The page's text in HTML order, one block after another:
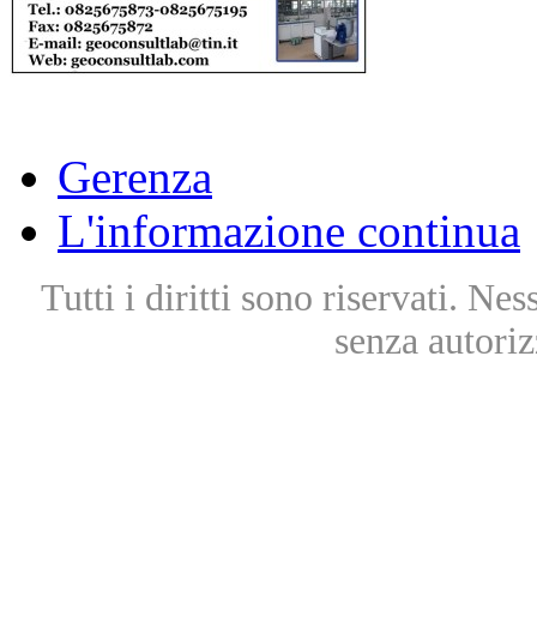
Gerenza
L'informazione continua
Tutti i diritti sono riservati.
senza